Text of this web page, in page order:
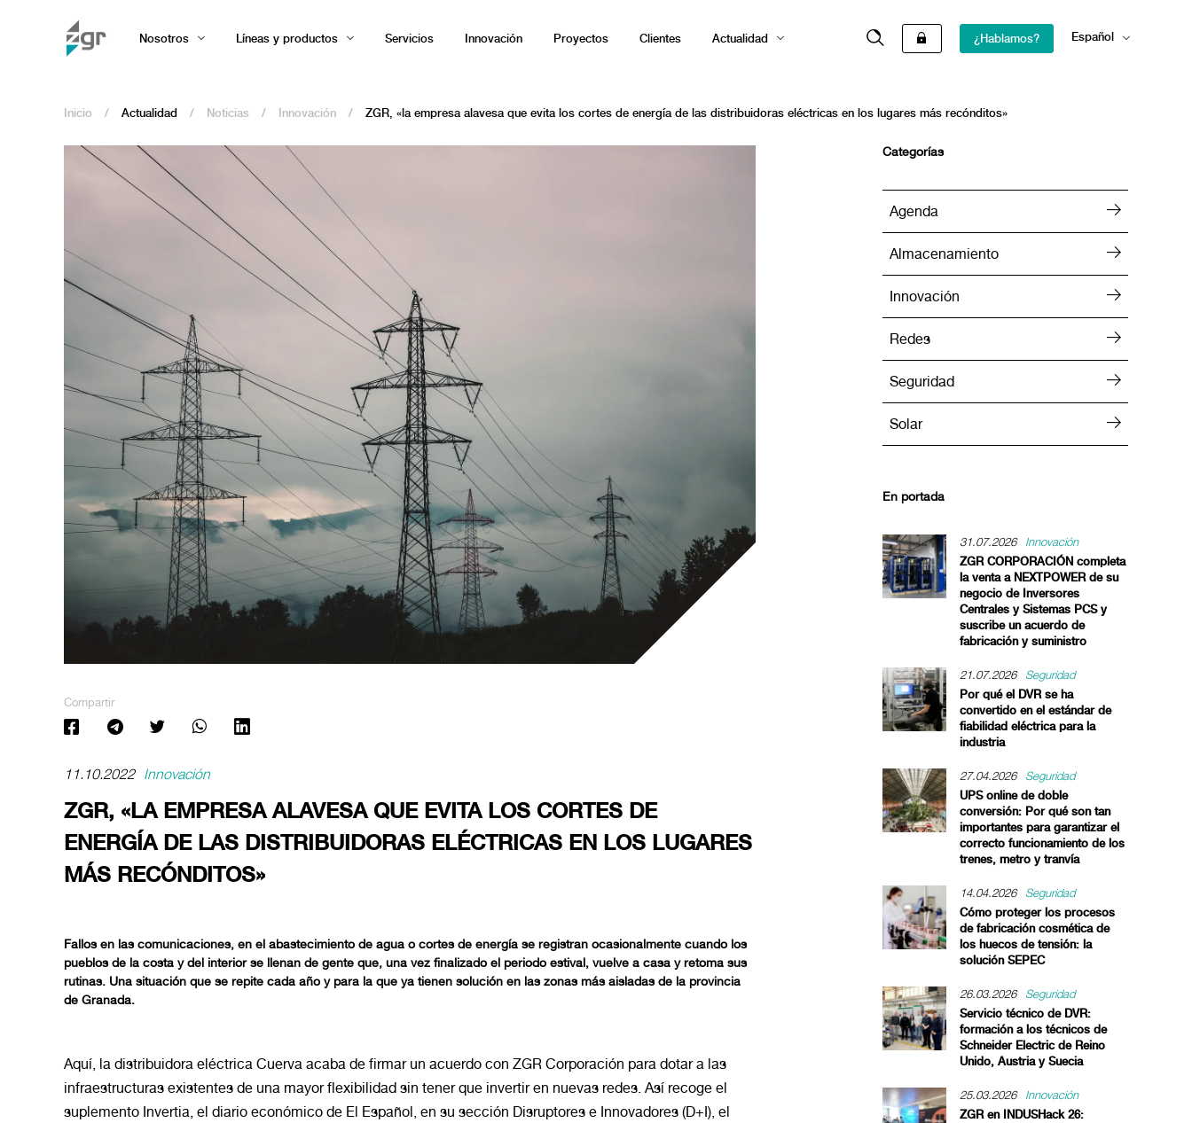
Nosotros Líneas y productos Servicios Innovación Proyectos Clientes Actualidad ¿Hablamos?
Español
Inicio / Actualidad / Noticias / Innovación / ZGR, «la empresa alavesa que evita los cortes de energía de las distribuidoras eléctricas en los lugares más recónditos»
Compartir
11.10.2022 Innovación
ZGR, «LA EMPRESA ALAVESA QUE EVITA LOS CORTES DE
ENERGÍA DE LAS DISTRIBUIDORAS ELÉCTRICAS EN LOS LUGARES
MÁS RECÓNDITOS»
Fallos en las comunicaciones, en el abastecimiento de agua o cortes de energía se registran ocasionalmente cuando los
pueblos de la costa y del interior se llenan de gente que, una vez finalizado el periodo estival, vuelve a casa y retoma sus
rutinas. Una situación que se repite cada año y para la que ya tienen solución en las zonas más aisladas de la provincia
de Granada.
Aquí, la distribuidora eléctrica Cuerva acaba de firmar un acuerdo con ZGR Corporación para dotar a las
infraestructuras existentes de una mayor flexibilidad sin tener que invertir en nuevas redes. Así recoge el
suplemento Invertia, el diario económico de El Español, en su sección Disruptores e Innovadores (D+I), el
Categorías
Agenda
Almacenamiento
Innovación
Redes
Seguridad
Solar
En portada
31.07.2026 Innovación
ZGR CORPORACIÓN completa
la venta a NEXTPOWER de su
negocio de Inversores
Centrales y Sistemas PCS y
suscribe un acuerdo de
fabricación y suministro
21.07.2026 Seguridad
Por qué el DVR se ha
convertido en el estándar de
fiabilidad eléctrica para la
industria
27.04.2026 Seguridad
UPS online de doble
conversión: Por qué son tan
importantes para garantizar el
correcto funcionamiento de los
trenes, metro y tranvía
14.04.2026 Seguridad
Cómo proteger los procesos
de fabricación cosmética de
los huecos de tensión: la
solución SEPEC
26.03.2026 Seguridad
Servicio técnico de DVR:
formación a los técnicos de
Schneider Electric de Reino
Unido, Austria y Suecia
25.03.2026 Innovación
ZGR en INDUSHack 26: